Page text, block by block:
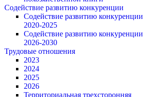
Содействие развитию конкуренции
Содействие развитию конкуренции
2020-2025
Содействие развитию конкуренции
2026-2030
Трудовые отношения
2023
2024
2025
2026
Территориальная трехсторонняя